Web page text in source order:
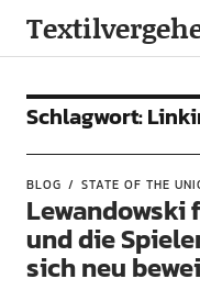
Schlagwort:
BLOG STATE OF THE
Lewandowski
und die
sich neu